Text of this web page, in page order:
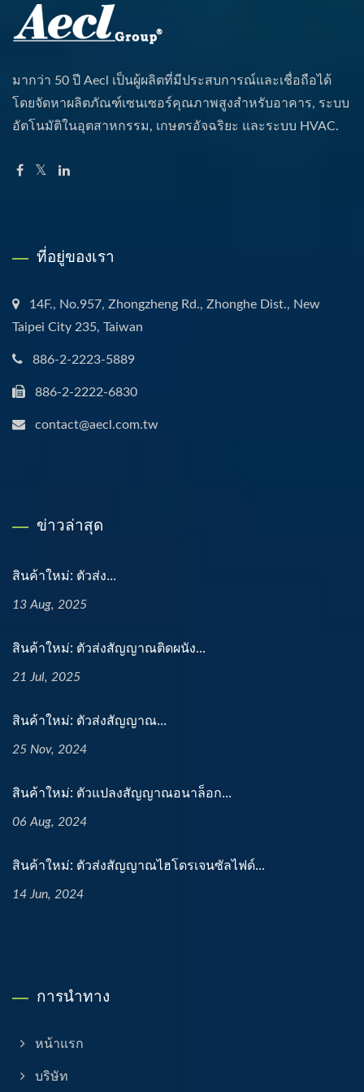
มากว่า 50 ปี Aecl เป็นผู้ผลิตที่มีประสบการณ์และเชื่อถือได้
โดยจัดหาผลิตภัณฑ์เซนเซอร์คุณภาพสูงสำหรับอาคาร, ระบบ
อัตโนมัติในอุตสาหกรรม, เกษตรอัจฉริยะ และระบบ HVAC.
ที่อยู่ของเรา
14F., No.957, Zhongzheng Rd., Zhonghe Dist., New
Taipei City 235, Taiwan
886-2-2223-5889
886-2-2222-6830
contact@aecl.com.tw
ข่าวล่าสุด
สินค้าใหม่: ตัวส่ง...
13 Aug, 2025
สินค้าใหม่: ตัวส่งสัญญาณติดผนัง...
21 Jul, 2025
สินค้าใหม่: ตัวส่งสัญญาณ...
25 Nov, 2024
สินค้าใหม่: ตัวแปลงสัญญาณอนาล็อก...
06 Aug, 2024
สินค้าใหม่: ตัวส่งสัญญาณไฮโดรเจนซัลไฟด์...
14 Jun, 2024
การนำทาง
หน้าแรก
บริษัท